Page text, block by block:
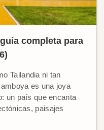
completa para
Tailandia ni tan
es una joya
un país que encanta
paisajes